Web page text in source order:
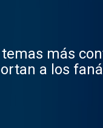
más
a los